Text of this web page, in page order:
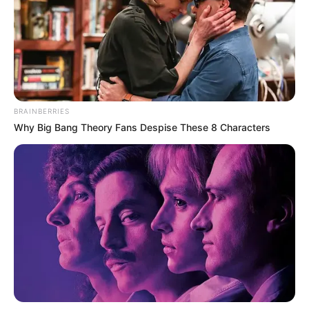
Pozvao sam njene roditelje. Došli su odmah, ali nisu imali reči.
Morao sam da preuzmem brigu o deci. Na sreću, moja mama i
sestra pomagale su mi u teškim trenucima. Kada su deca otišla
u vrtić, bilo je malo lakše. Počeo sam da radim pun dan.
Kasnije škola, univerzitet – moja ptičica su odrasla i odletela
ženama. Moje četrdesete smo proslavili sa decom u
porodičnom okruženju. Za subotu sam planirao da pozovem
rodbinu.
BRAINBERRIES
Why Big Bang Theory Fans Despise These 8 Characters